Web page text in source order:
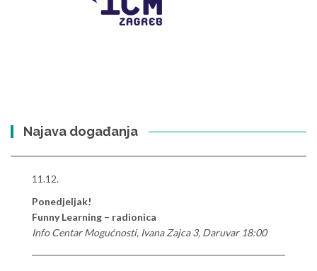
Najava događanja
11.12.
Ponedjeljak!
Funny Learning – radionica
Info Centar Mogućnosti, Ivana Zajca 3, Daruvar 18:00